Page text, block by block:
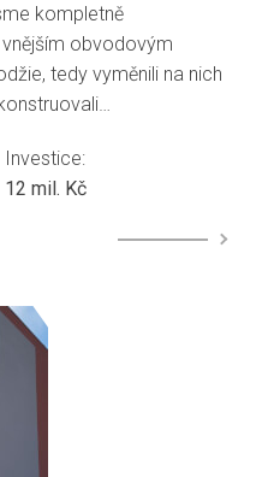
kompletně
obvodovým
tedy vyměnili na nich
Investice:
12 mil. Kč